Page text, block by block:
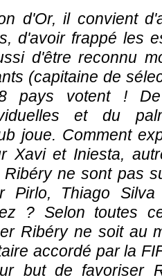
d'Or, il convient
d'avoir frappé les
d'être reconnu
(capitaine de
pays votent !
et du
joue. Comment
Xavi et Iniesta,
Ribéry ne sont pas
Pirlo, Thiago Silva
? Selon toutes
Ribéry ne soit au
accordé par la
but de favoriser